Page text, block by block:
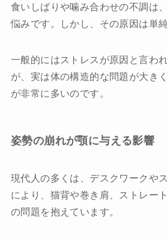
食いしばりや噛み合わせの不調は
悩みです。しかし、その原因は単
一般的にはストレスが原因と言わ
が、実は体の構造的な問題が大き
が非常に多いのです。
姿勢の崩れが顎に与える影響
現代人の多くは、デスクワークや
により、猫背や巻き肩、ストレー
の問題を抱えています。